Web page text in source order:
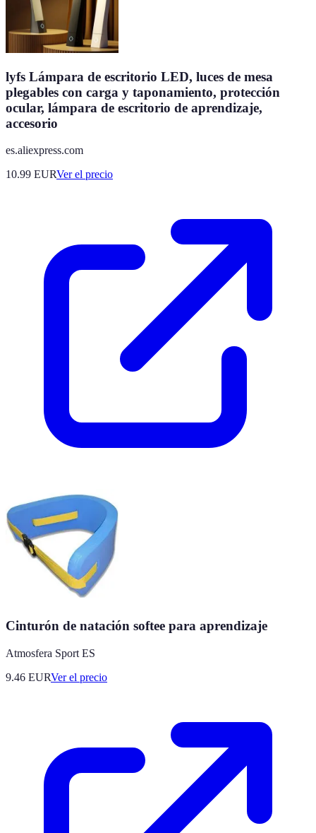
lyfs Lámpara de escritorio LED, luces de mesa
plegables con carga y taponamiento, protección
ocular, lámpara de escritorio de aprendizaje,
accesorio
es.aliexpress.com
10.99 EURVer el precio
Cinturón de natación softee para aprendizaje
Atmosfera Sport ES
9.46 EURVer el precio